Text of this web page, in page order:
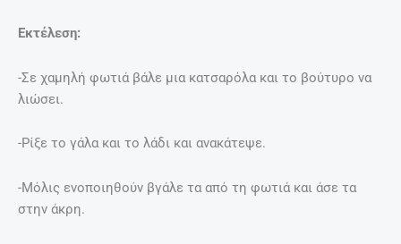
Εκτέλεση:
-Σε χαμηλή φωτιά βάλε μια κατσαρόλα και το βούτυρο να
λιώσει.
-Ρίξε το γάλα και το λάδι και ανακάτεψε.
-Μόλις ενοποιηθούν βγάλε τα από τη φωτιά και άσε τα
στην άκρη.